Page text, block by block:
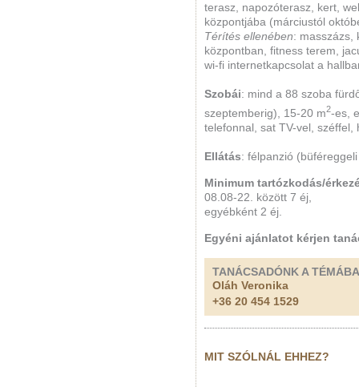
terasz, napozóterasz, kert,
központjába (márciustól
Térítés ellenében: masszázs,
központban, fitness terem,
wi-fi internetkapcsolat a
Szobái: mind a 88 szoba
szeptemberig), 15-20 m2-es,
telefonnal, sat TV-vel,
Ellátás: félpanzió
Minimum tartózkodás/
08.08-22. között 7 éj,
egyébként 2 éj.
Egyéni ajánlatot kérjen
TANÁCSADÓNK A
Oláh Veronika
+36 20 454 1529
MIT SZÓLNÁL EHHEZ?